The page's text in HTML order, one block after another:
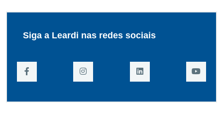
Siga a Leardi nas redes sociais